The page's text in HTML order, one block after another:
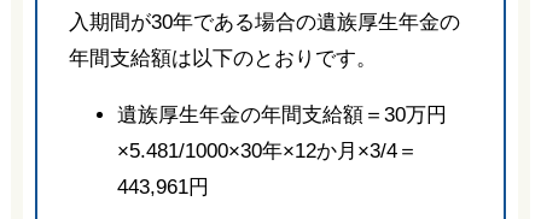
入期間が30年である場合の遺族厚生年金の
年間支給額は以下のとおりです。
遺族厚生年金の年間支給額＝30万円
×5.481/1000×30年×12か月×3/4＝
443,961円